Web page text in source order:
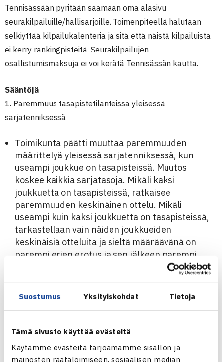
Suostumus Yksityiskohdat Tietoja
Tämä sivusto käyttää evästeitä
Käytämme evästeitä tarjoamamme sisällön ja
mainosten räätälöimiseen, sosiaalisen median
Tennisässään pyritään saamaan oma alasivu
seurakilpailuille/hallisarjoille. Toimenpiteellä halutaan
selkiyttää kilpailukalenteria ja sitä että näistä kilpailuista
ei kerry rankingpisteitä. Seurakilpailujen
osallistumismaksuja ei voi kerätä Tennisässän kautta.
Sääntöjä
1. Paremmuus tasapistetilanteissa yleisessä
sarjatenniksessä
Toimikunta päätti muuttaa paremmuuden
määrittelyä yleisessä sarjatenniksessä, kun
useampi joukkue on tasapisteissä. Muutos
koskee kaikkia sarjatasoja. Mikäli kaksi
joukkuetta on tasapisteissä, ratkaisee
paremmuuden keskinäinen ottelu. Mikäli
useampi kuin kaksi joukkuetta on tasapisteissä,
tarkastellaan vain näiden joukkueiden
keskinäisiä otteluita ja sieltä määräävänä on
parempi erien erotus ja sen jälkeen parempi
Kilpailumääräyksiin kirjataan, että Cinia JGP:ssä
mastersin kaikissa otteluissa, pelataan
mahdollinen kolmas erä match tiebreakina